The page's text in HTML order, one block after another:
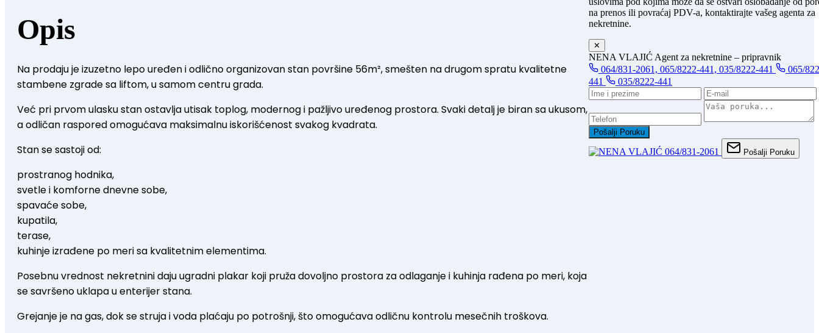
Opis
Na prodaju je izuzetno lepo uređen i odlično organizovan stan površine 56m², smešten na drugom spratu kvalitetne
stambene zgrade sa liftom, u samom centru grada.
Već pri prvom ulasku stan ostavlja utisak toplog, modernog i pažljivo uređenog prostora. Svaki detalj je biran sa ukusom,
a odličan raspored omogućava maksimalnu iskorišćenost svakog kvadrata.
Stan se sastoji od:
prostranog hodnika,
svetle i komforne dnevne sobe,
spavaće sobe,
kupatila,
terase,
kuhinje izrađene po meri sa kvalitetnim elementima.
Posebnu vrednost nekretnini daju ugradni plakar koji pruža dovoljno prostora za odlaganje i kuhinja rađena po meri, koja
se savršeno uklapa u enterijer stana.
Grejanje je na gas, dok se struja i voda plaćaju po potrošnji, što omogućava odličnu kontrolu mesečnih troškova.
na prenos ili povraćaj PDV-a, kontaktirajte vašeg agenta za
nekretnine.
✕
NENA VLAJIĆ Agent za nekretnine – pripravnik
064/831-2061, 065/8222-441, 035/8222-441
065/
441
035/8222-441
Pošalji Poruku
064/831-2061 Pošalji Poruku